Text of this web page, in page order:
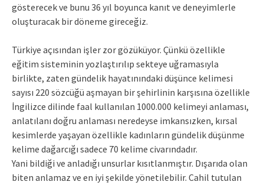
gösterecek ve bunu 36 yıl boyunca kanıt ve deneyimlerle
oluşturacak bir döneme gireceğiz.
Türkiye açısından işler zor gözüküyor. Çünkü özellikle
eğitim sisteminin yozlaştırılıp sekteye uğramasıyla
birlikte, zaten gündelik hayatınındaki düşünce kelimesi
sayısı 220 sözcüğü aşmayan bir şehirlinin karşısına özellikle
İngilizce dilinde faal kullanılan 1000.000 kelimeyi anlaması,
anlatılanı doğru anlaması neredeyse imkansızken, kırsal
kesimlerde yaşayan özellikle kadınların gündelik düşünme
kelime dağarcığı sadece 70 kelime civarındadır.
Yani bildiği ve anladığı unsurlar kısıtlanmıştır. Dışarıda olan
biten anlamaz ve en iyi şekilde yönetilebilir. Cahil tutulan